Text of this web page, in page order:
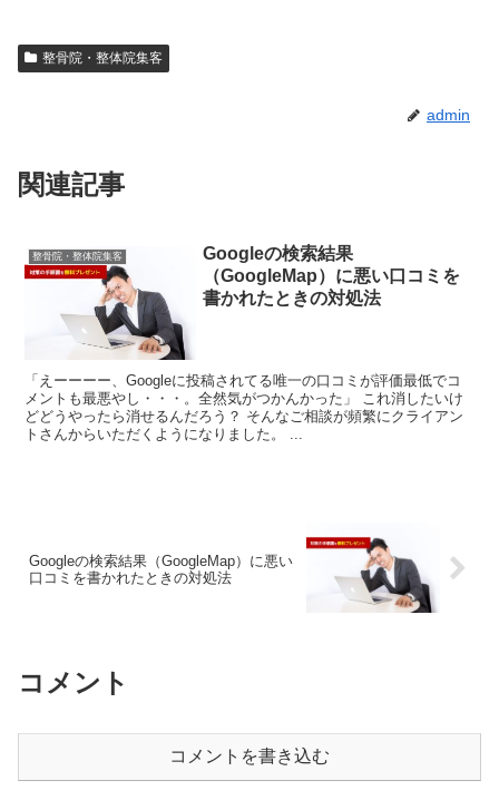
整骨院・整体院集客
admin
関連記事
整骨院・整体院集客
Googleの検索結果
（GoogleMap）に悪い口コミを
書かれたときの対処法
「えーーーー、Googleに投稿されてる唯一の口コミが評価最低でコ
メントも最悪やし・・・。全然気がつかんかった」 これ消したいけ
どどうやったら消せるんだろう？ そんなご相談が頻繁にクライアン
トさんからいただくようになりました。 ...
Googleの検索結果（GoogleMap）に悪い
口コミを書かれたときの対処法
コメント
コメントを書き込む